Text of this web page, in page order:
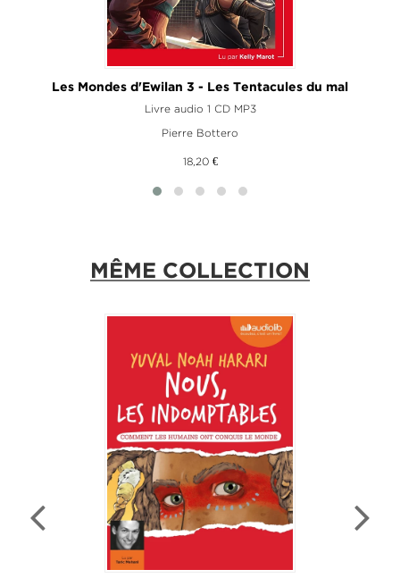
Les Mondes d'Ewilan 3 - Les Tentacules du mal
Livre audio 1 CD MP3
Pierre Bottero
18,20 €
MÊME COLLECTION